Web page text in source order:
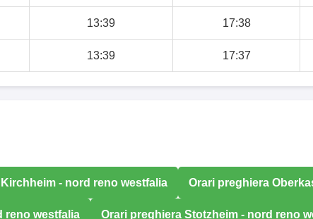
13:39 17:38
13:39 17:37
- nord reno westfalia Orari preghiera
reno westfalia Orari preghiera Stotzheim - nord reno